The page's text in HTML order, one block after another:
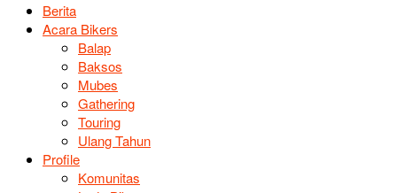
Berita
Acara Bikers
Balap
Baksos
Mubes
Gathering
Touring
Ulang Tahun
Profile
Komunitas